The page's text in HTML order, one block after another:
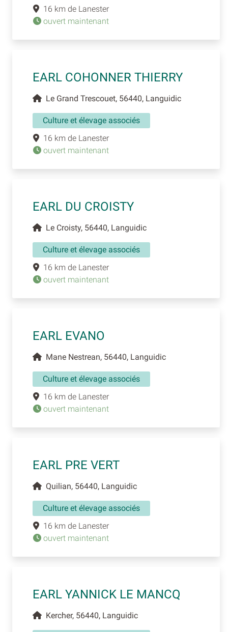
16 km de Lanester
ouvert maintenant
EARL COHONNER THIERRY
Le Grand Trescouet, 56440, Languidic
Culture et élevage associés
16 km de Lanester
ouvert maintenant
EARL DU CROISTY
Le Croisty, 56440, Languidic
Culture et élevage associés
16 km de Lanester
ouvert maintenant
EARL EVANO
Mane Nestrean, 56440, Languidic
Culture et élevage associés
16 km de Lanester
ouvert maintenant
EARL PRE VERT
Quilian, 56440, Languidic
Culture et élevage associés
16 km de Lanester
ouvert maintenant
EARL YANNICK LE MANCQ
Kercher, 56440, Languidic